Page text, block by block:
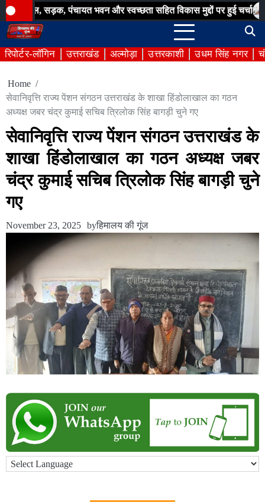
Skip
to
content
पंचायत भवन और स्वच्छता सहित विकास मुद्दों पर हुई चर्चा बिना
रिपोर्टर-लॉगिन उत्तराखंड अल्मोड़ा उत्तरकाशी उधम सिंह नगर
Home
सेवानिवृत्ति राज्य पेंशन संगठन उत्तराखंड के शाखा हिंडोलाखाल का गठन
अध्यक्ष जबर चंद्र कुमाई सचिब त्रिलोक सिंह बागड़ी चुने गए
सेवानिवृत्ति राज्य पेंशन संगठन उत्तराखंड के
शाखा हिंडोलाखाल का गठन अध्यक्ष जबर
चंद्र कुमाई सचिब त्रिलोक सिंह बागड़ी चुने
गए
November 23, 2025 byहिमालय की गूंज